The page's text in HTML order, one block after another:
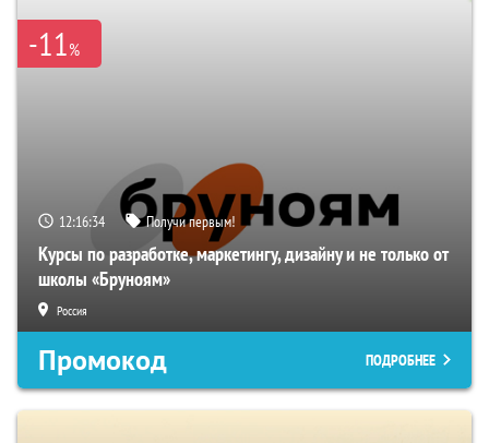
-11%
12:16:33 Получи первым!
Курсы по разработке, маркетингу, дизайну и не только от
школы «Бруноям»
Россия
Промокод ПОДРОБНЕЕ